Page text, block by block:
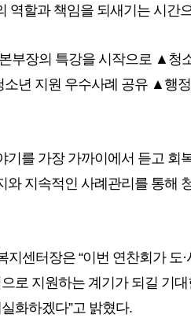
역할과 책임을 되새기는 시간
부장의 특강을 시작으로 ▲
년 지원 우수사례 공유 ▲행
기를 가장 가까이에서 듣고 회
와 지속적인 사례관리를 통해
센터장은 “이번 연찬회가 도
로 지원하는 계기가 되길 기
화하겠다”고 밝혔다.